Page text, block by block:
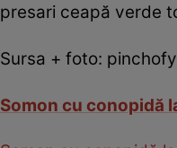
presari ceapă verde
Sursa + foto:
Somon cu conopidă